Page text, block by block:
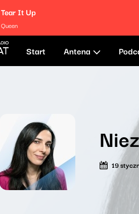
Tear It Up
Queen
Start Antena
19